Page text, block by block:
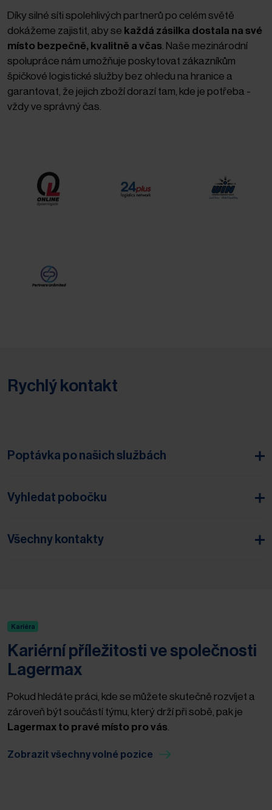
Díky silné síti spolehlivých partnerů po celém světě
dokážeme zajistit, aby se každá zásilka dostala na své
místo bezpečně, kvalitně a včas . Naše mezinárodní
spolupráce nám umožňuje poskytovat zákazníkům
špičkové logistické služby bez ohledu na hranice a
garantovat, že jejich zboží dorazí tam, kde je potřeba -
vždy ve správný čas.
Rychlý kontakt
Poptávka po našich službách
Vyhledat pobočku
Všechny kontakty
Kariéra
Kariérní příležitosti ve společnosti
Lagermax
Pokud hledáte práci, kde se můžete skutečně rozvíjet a
zároveň být součástí týmu, který drží při sobě, pak je
Lagermax to pravé místo pro vás
Zobrazit všechny volné pozice